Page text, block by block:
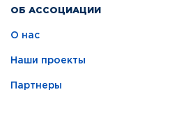
ОБ АССОЦИАЦИИ
О нас
Наши проекты
Партнеры